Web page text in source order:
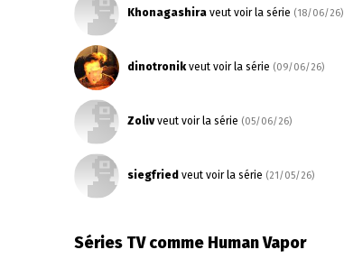
Khonagashira veut voir la série (18/06/26)
dinotronikveut voir la série (09/06/26)
Zolivveut voir la série (05/06/26)
siegfried veut voir la série (21/05/26)
Séries TV comme Human Vapor